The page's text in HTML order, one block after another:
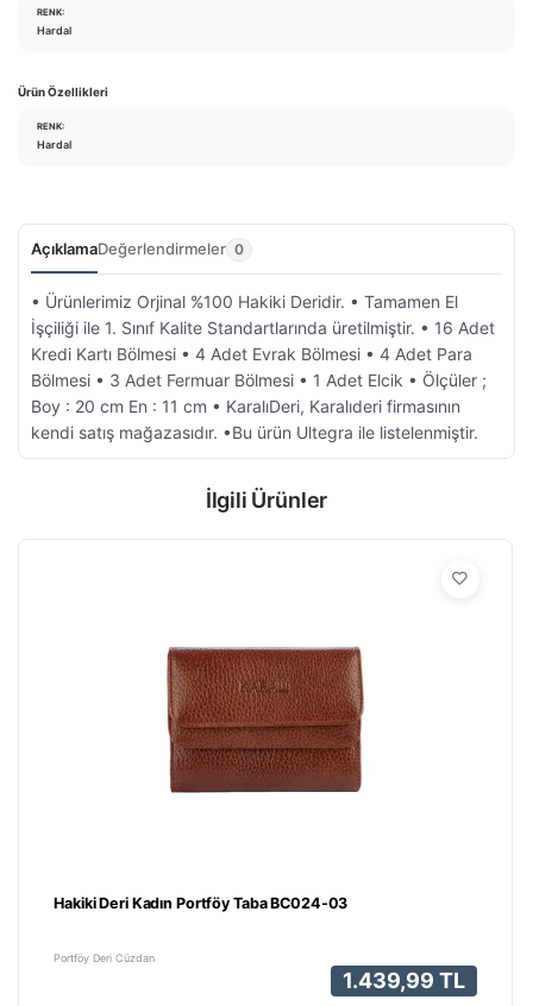
RENK:
Hardal
Ürün Özellikleri
RENK:
Hardal
AçıklamaDeğerlendirmeler 0
• Ürünlerimiz Orjinal %100 Hakiki Deridir. • Tamamen El
İşçiliği ile 1. Sınıf Kalite Standartlarında üretilmiştir. • 16 Adet
Kredi Kartı Bölmesi • 4 Adet Evrak Bölmesi • 4 Adet Para
Bölmesi • 3 Adet Fermuar Bölmesi • 1 Adet Elcik • Ölçüler ;
Boy : 20 cm En : 11 cm • KaralıDeri, Karalıderi firmasının
kendi satış mağazasıdır. •Bu ürün Ultegra ile listelenmiştir.
İlgili Ürünler
Hakiki Deri Kadın Portföy Taba BC024-03
Portföy Deri Cüzdan
1.439,99 TL